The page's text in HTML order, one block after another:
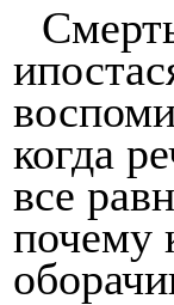
когда
все
почему